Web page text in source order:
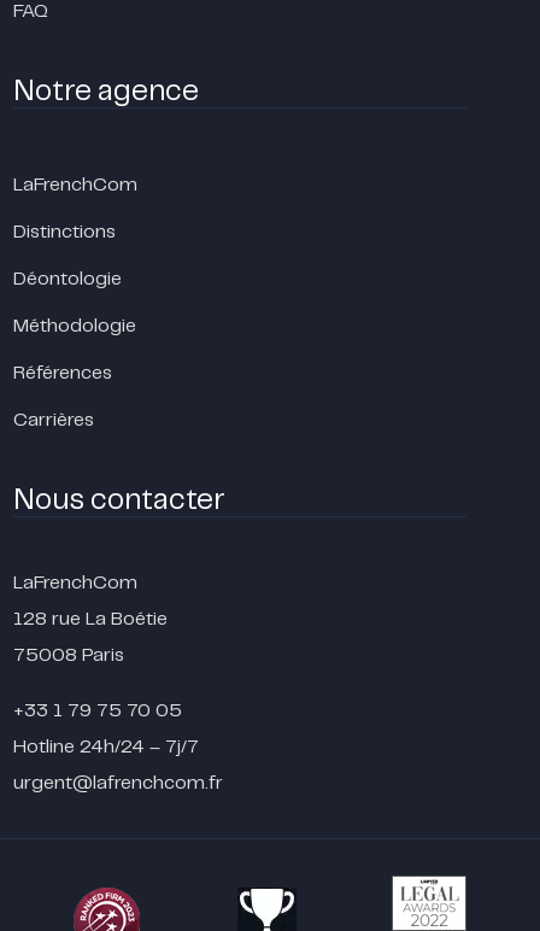
FAQ
Notre agence
LaFrenchCom
Distinctions
Déontologie
Méthodologie
Références
Carrières
Nous contacter
LaFrenchCom
128 rue La Boétie
75008 Paris
+33 1 79 75 70 05
Hotline 24h/24 – 7j/7
urgent@lafrenchcom.fr